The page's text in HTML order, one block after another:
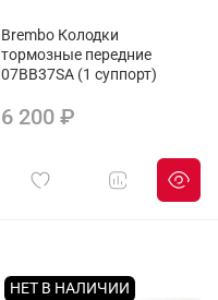
Brembo Колодки
тормозные передние
07BB37SA (1 суппорт)
6 200 ₽
НЕТ В НАЛИЧИИ